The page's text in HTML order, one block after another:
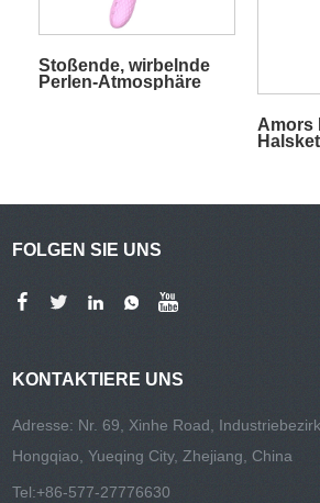
Stoßende, wirbelnde
Perlen-Atmosphäre
Amors
FOLGEN SIE UNS
KONTAKTIERE UNS
Adresse: Nr. 69, Xinhe Road,
Hongqiao, Yueqing City, Zhejiang, China
Tel:+86-577-27776630